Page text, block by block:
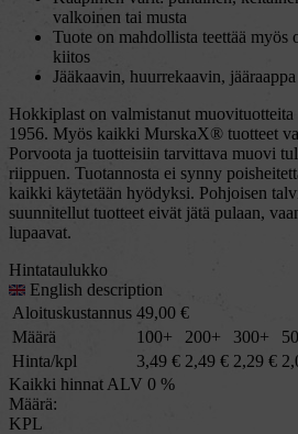
valkoinen tai musta
Tuote on mahdollista teettää myös
kiitos
Jääkaavin, huurrekaavin, jääraappa
Hokkiplast on valmistanut muovituotteita
1956. Myös kaikki MurskaX® tuotteet
Porvoota ja tuotteisiin tarvittava muovi
riippuen. Tuotannosta ei synny
kaikki käytetään hyödyksi. Pohjoisen
suunnitellut tuotteet eivät jätä pulaan,
lupaavat.
Hintataulukko
English description
Aloituskustannus 49,00 €
Määrä
100+ 200+ 300+
Hinta/kpl
3,49 € 2,49 € 2,29 €
Kaikki hinnat ALV 0 %
Määrä:
KPL